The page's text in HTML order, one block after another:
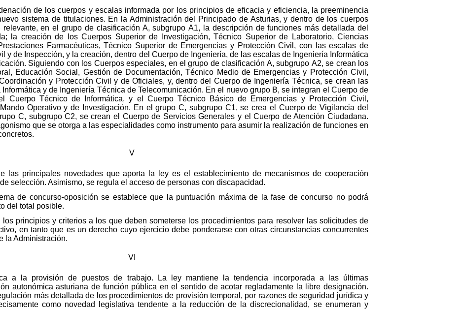
de los cuerpos y escalas informada por los principios de eficacia y eficiencia, la preeminencia
sistema de titulaciones. En la Administración del Principado de Asturias, y dentro de los cuerpos
en el grupo de clasificación A, subgrupo A1, la descripción de funciones más detallada del
la creación de los Cuerpos Superior de Investigación, Técnico Superior de Laboratorio, Ciencias
Farmacéuticas, Técnico Superior de Emergencias y Protección Civil, con las escalas de
y de Inspección, y la creación, dentro del Cuerpo de Ingeniería, de las escalas de Ingeniería Informática
Siguiendo con los Cuerpos especiales, en el grupo de clasificación A, subgrupo A2, se crean los
Educación Social, Gestión de Documentación, Técnico Medio de Emergencias y Protección Civil,
y Protección Civil y de Oficiales, y, dentro del Cuerpo de Ingeniería Técnica, se crean las
y de Ingeniería Técnica de Telecomunicación. En el nuevo grupo B, se integran el Cuerpo de
Cuerpo Técnico de Informática, y el Cuerpo Técnico Básico de Emergencias y Protección Civil,
Operativo y de Investigación. En el grupo C, subgrupo C1, se crea el Cuerpo de Vigilancia del
C, subgrupo C2, se crean el Cuerpo de Servicios Generales y el Cuerpo de Atención Ciudadana.
que se otorga a las especialidades como instrumento para asumir la realización de funciones en
V
principales novedades que aporta la ley es el establecimiento de mecanismos de cooperación
selección. Asimismo, se regula el acceso de personas con discapacidad.
de concurso-oposición se establece que la puntuación máxima de la fase de concurso no podrá
del total posible.
principios y criterios a los que deben someterse los procedimientos para resolver las solicitudes de
en tanto que es un derecho cuyo ejercicio debe ponderarse con otras circunstancias concurrentes
la Administración.
VI
a la provisión de puestos de trabajo. La ley mantiene la tendencia incorporada a las últimas
autonómica asturiana de función pública en el sentido de acotar regladamente la libre designación.
más detallada de los procedimientos de provisión temporal, por razones de seguridad jurídica y
como novedad legislativa tendente a la reducción de la discrecionalidad, se enumeran y